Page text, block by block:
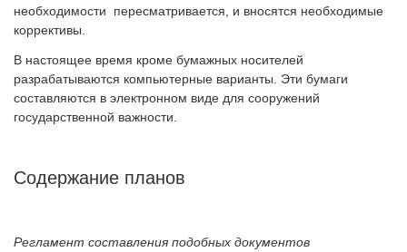
необходимости пересматривается, и вносятся необходимые
коррективы.
В настоящее время кроме бумажных носителей
разрабатываются компьютерные варианты. Эти бумаги
составляются в электронном виде для сооружений
государственной важности.
Содержание планов
Регламент составления подобных документов